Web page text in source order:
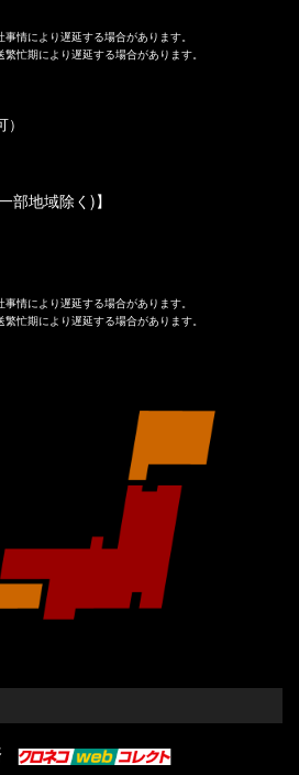
情により遅延する場合があります。
忙期により遅延する場合があります。
部地域除く)】
情により遅延する場合があります。
忙期により遅延する場合があります。